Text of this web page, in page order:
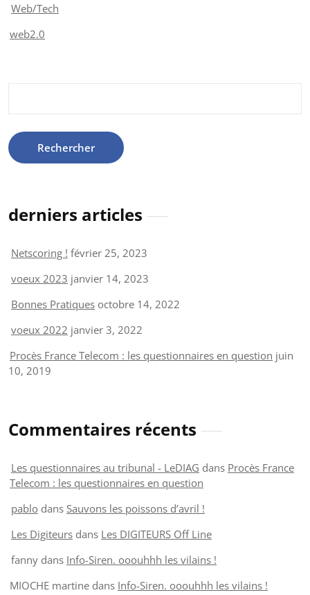
Web/Tech
web2.0
derniers articles
Netscoring ! février 25, 2023
voeux 2023 janvier 14, 2023
Bonnes Pratiques octobre 14, 2022
voeux 2022 janvier 3, 2022
Procès France Telecom : les questionnaires en question juin
10, 2019
Commentaires récents
Les questionnaires au tribunal - LeDIAG dans Procès France
Telecom : les questionnaires en question
pablo dans Sauvons les poissons d’avril !
Les Digiteurs dans Les DIGITEURS Off Line
fanny dans Info-Siren. ooouhhh les vilains !
MIOCHE martine dans Info-Siren. ooouhhh les vilains !